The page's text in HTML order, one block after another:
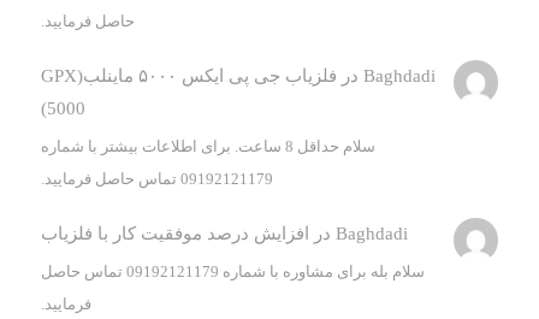
حاصل فرمایید.
Baghdadi در
فلزیاب جی پی ایکس ۵۰۰۰ ماینلب(GPX
5000)
سلام حداقل 8 ساعت. برای اطلاعات بیشتر با شماره
09192121179 تماس حاصل فرمایید.
Baghdadi در افزایش درصد موفقیت کار با فلزیاب
سلام بله برای مشاوره با شماره 09192121179 تماس حاصل
فرمایید.